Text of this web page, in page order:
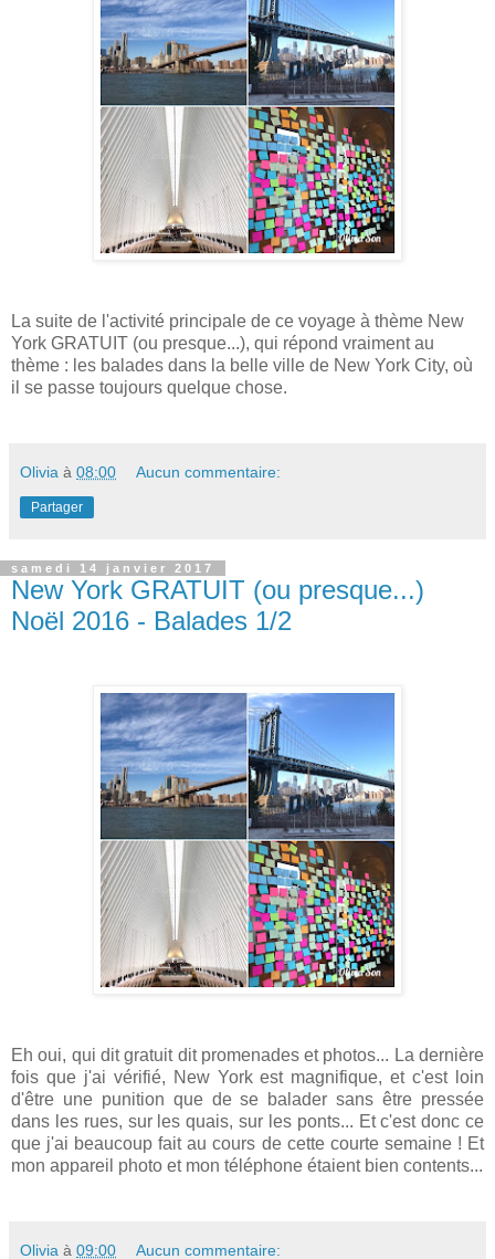
La suite de l'activité principale de ce voyage à thème New
York GRATUIT (ou presque...), qui répond vraiment au
thème : les balades dans la belle ville de New York City, où
il se passe toujours quelque chose.
Olivia à 08:00 Aucun commentaire:
Partager
samedi 14 janvier 2017
New York GRATUIT (ou presque...)
Noël 2016 - Balades 1/2
Eh oui, qui dit gratuit dit promenades et photos... La dernière
fois que j'ai vérifié, New York est magnifique, et c'est loin
d'être une punition que de se balader sans être pressée
dans les rues, sur les quais, sur les ponts... Et c'est donc ce
que j'ai beaucoup fait au cours de cette courte semaine ! Et
mon appareil photo et mon téléphone étaient bien contents...
Olivia à 09:00 Aucun commentaire: